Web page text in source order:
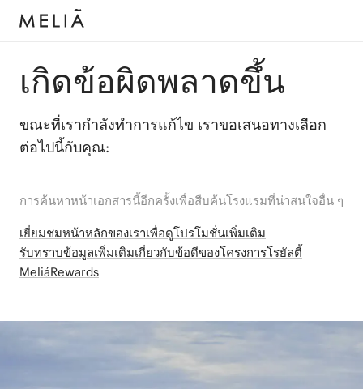
เกิดข้อผิดพลาดขึ้น
ขณะที่เรากำลังทำการแก้ไข เราขอเสนอทางเลือก
ต่อไปนี้กับคุณ:
การค้นหาหน้าเอกสารนี้อีกครั้งเพื่อสืบค้นโรงแรมที่น่าสนใจอื่น ๆ
เยี่ยมชมหน้าหลักของเราเพื่อดูโปรโมชั่นเพิ่มเติม
รับทราบข้อมูลเพิ่มเติมเกี่ยวกับข้อดีของโครงการโรยัลตี้
MeliáRewards